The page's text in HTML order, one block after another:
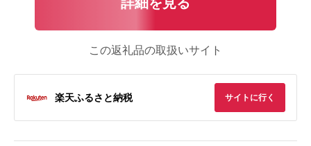
この返礼品の取扱いサイト
楽天ふるさと納税 サイトに行く